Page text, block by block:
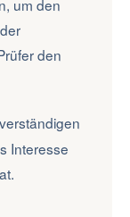
um den
den
Interesse